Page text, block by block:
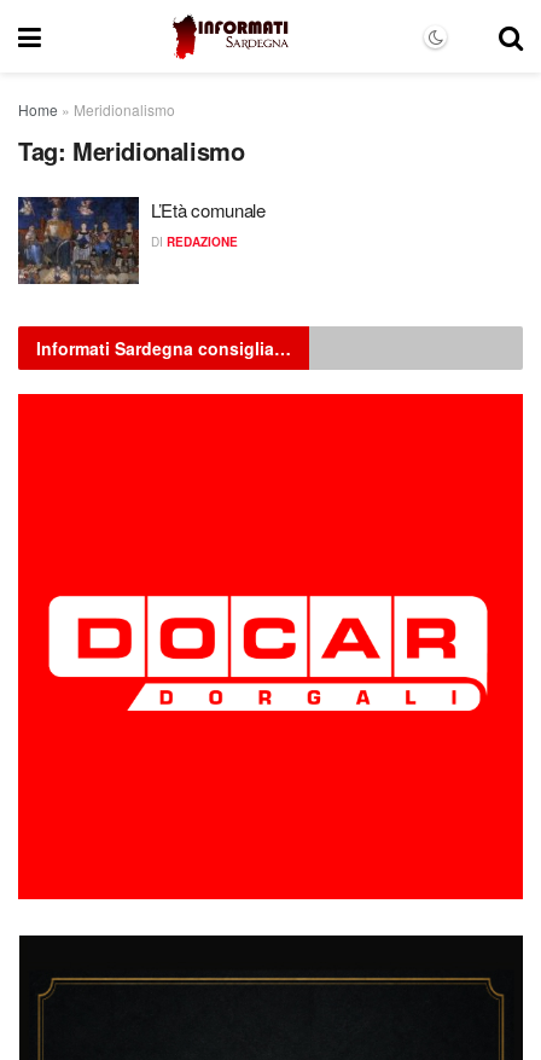
Home » Meridionalismo
Tag: Meridionalismo
L’Età comunale
DI REDAZIONE
Informati Sardegna consiglia…